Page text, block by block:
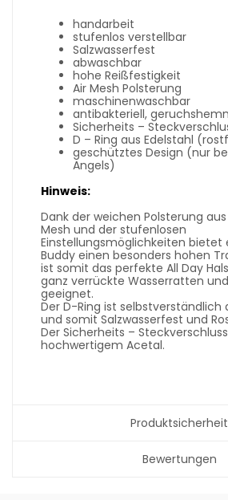
handarbeit
stufenlos verstellbar
Salzwasserfest
abwaschbar
hohe Reißfestigkeit
Air Mesh Polsterung
maschinenwaschbar
antibakteriell,
Sicherheits –
D – Ring aus Edelstahl
geschütztes Design (nur
Angels)
Hinweis:
Dank der weichen Polsterung
Mesh und der stufenlosen
Einstellungsmöglichkeiten bietet
Buddy einen besonders hohen
ist somit das perfekte All Day
ganz verrückte Wasserratten
geeignet.
Der D-Ring ist selbstverständlich
und somit Salzwasserfest und
Der Sicherheits –
hochwertigem Acetal.
Produktsicherheit
Bewertungen